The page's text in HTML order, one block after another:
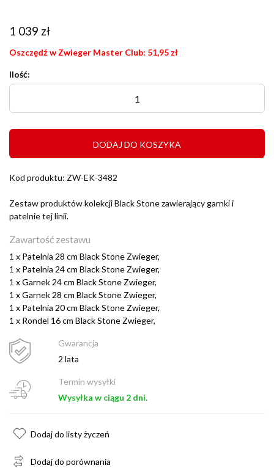
1 039 zł
Oszczędź w Zwieger Master Club: 51,95 zł
Ilość:
DODAJ DO KOSZYKA
Kod produktu: ZW-EK-3482
Zestaw produktów kolekcji Black Stone zawierający garnki i
patelnie tej linii.
Zawartość zestawu
1 x Patelnia 28 cm Black Stone Zwieger,
1 x Patelnia 24 cm Black Stone Zwieger,
1 xGarnek 24 cm Black Stone Zwieger,
1 xGarnek 28 cm Black Stone Zwieger,
1 x Patelnia 20 cm Black Stone Zwieger,
1 x Rondel 16 cm Black Stone Zwieger,
Gwarancja
2 lata
Termin wysyłki
Wysyłka w ciągu 2 dni.
Dodaj do listy życzeń
Dodaj do porównania